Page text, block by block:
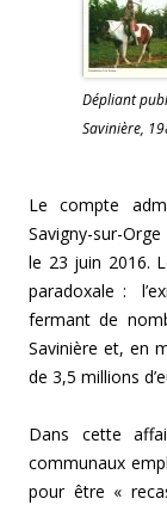
Dépliant
Savinière,
Le compte
Savigny-sur-
le 23 juin 2016.
paradoxale :
fermant de
Savinière et, en
de 3,5 millions
Dans cette
communaux
pour être «